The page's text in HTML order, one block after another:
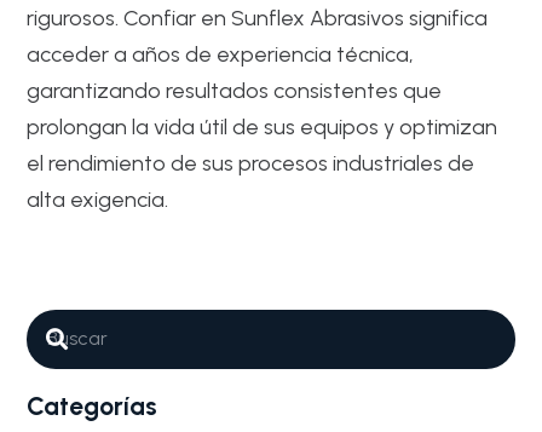
rigurosos. Confiar en Sunflex Abrasivos significa
acceder a años de experiencia técnica,
garantizando resultados consistentes que
prolongan la vida útil de sus equipos y optimizan
el rendimiento de sus procesos industriales de
alta exigencia.
Por qué son tan importantes los
Abrasivos para Acabado de
superficies de reactores
El mantenimiento de equipos industriales,
especialmente los reactores químicos y farmacéuticos,
Categorías